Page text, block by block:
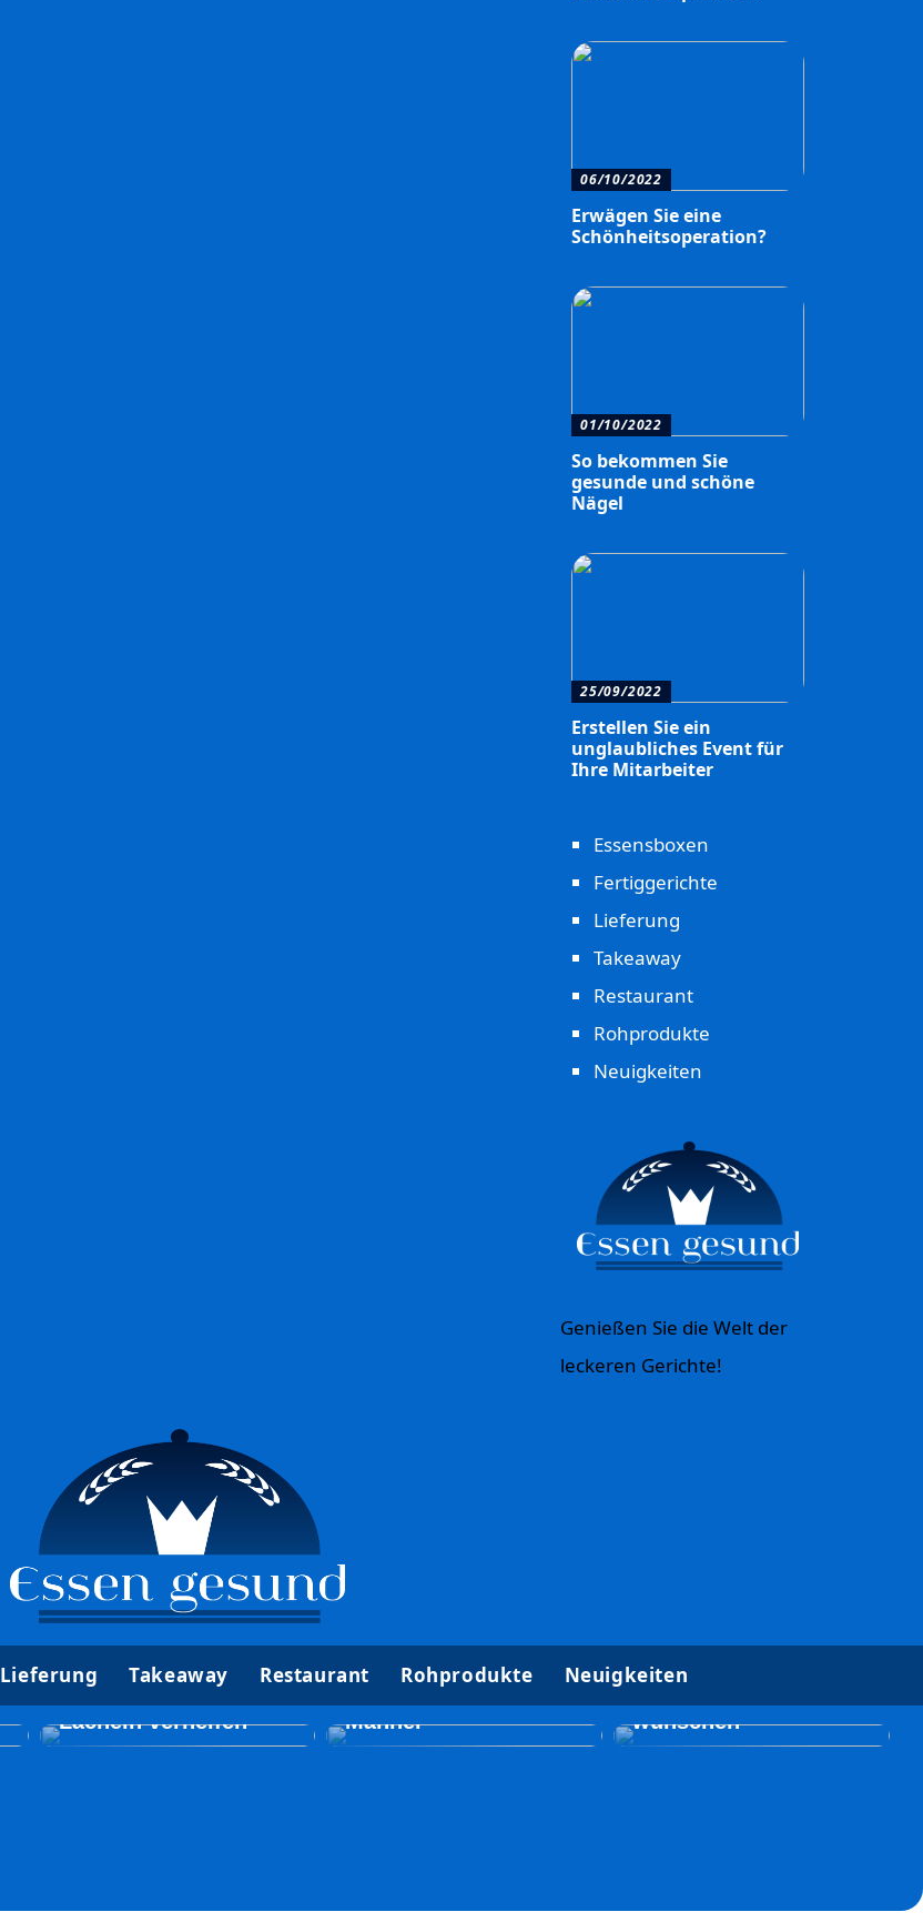
06/10/2022
Erwägen Sie eine
Schönheitsoperation?
01/10/2022
So bekommen Sie
gesunde und schöne
Nägel
25/09/2022
Erstellen Sie ein
unglaubliches Event für
Ihre Mitarbeiter
Essensboxen
Fertiggerichte
Lieferung
Takeaway
Restaurant
Rohprodukte
Neuigkeiten
Genießen Sie die Welt der
leckeren Gerichte!
Lieferung Takeaway Restaurant Rohprodukte Neuigkeiten
So kann ein Zahnarzt
Lächeln verhelfen
Kosmetische
Männer
Gut zu wissen, wenn
Sie eine
wünschen